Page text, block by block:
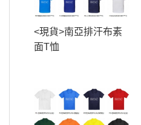
<現貨>南亞排汗布素
面T恤